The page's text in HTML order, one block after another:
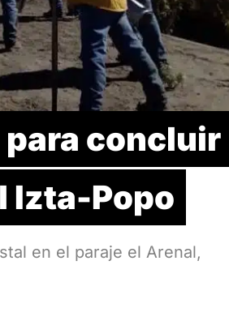
concluir
Izta-Popo
en el paraje el Arenal,